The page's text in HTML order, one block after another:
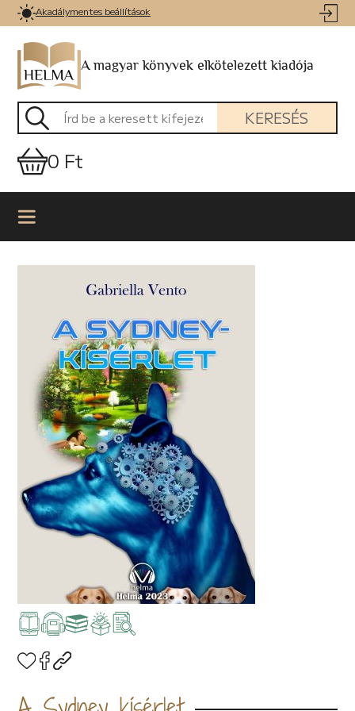
Akadálymentes beállítások
A magyar könyvek elkötelezett kiadója
KERESÉS
0 Ft